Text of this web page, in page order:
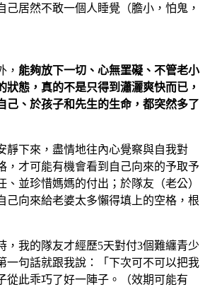
己居然不敢一個人睡覺（膽小，怕鬼，
， 能夠放下一切、心無罣礙、不管老小
狀態，真的不是只得到瀟灑爽快而已，
己、於孩子和先生的生命，都突然多了
靜下來，盡情地往內心覺察與自我對
，才可能有機會看到自己向來的予取予
、並珍惜媽媽的付出；於隊友（老公）
己向來給老婆太多懶得填上的空格，根
，我的隊友才經歷5天對付3個難纏青少
一句話就跟我說：「下次可不可以把我
從此乖巧了好一陣子。（效期可能有